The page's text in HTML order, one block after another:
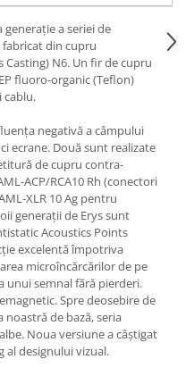
generație a seriei de
fabricat din cupru
N6. Un fir de cupru
fluoro-organic (Teflon)
cablu.
negativă a câmpului
ecrane. Două sunt realizate
de cupru contra-
ACP/RCA10 Rh (conectori
XLR 10 Ag pentru
generații de Erys sunt
Acoustics Points
excelentă împotriva
microîncărcărilor de pe
unui semnal fără pierderi.
Spre deosebire de
de bază, seria
Noua versiune a câștigat
al designului vizual.